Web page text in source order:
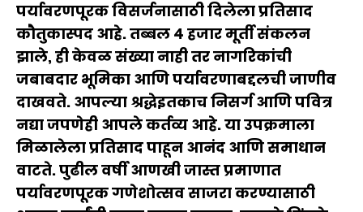
पर्यावरणपूरक विसर्जनासाठी दिलेला प्रतिसाद
कौतुकास्पद आहे. तब्बल ४ हजार मूर्ती संकलन
झाले, ही केवळ संख्या नाही तर नागरिकांची
जबाबदार भूमिका आणि पर्यावरणाबद्दलची जाणीव
दाखवते. आपल्या श्रद्धेइतकाच निसर्ग आणि पवित्र
नद्या जपणेही आपले कर्तव्य आहे. या उपक्रमाला
मिळालेला प्रतिसाद पाहून आनंद आणि समाधान
वाटते. पुढील वर्षी आणखी जास्त प्रमाणात
पर्यावरणपूरक गणेशोत्सव साजरा करण्यासाठी